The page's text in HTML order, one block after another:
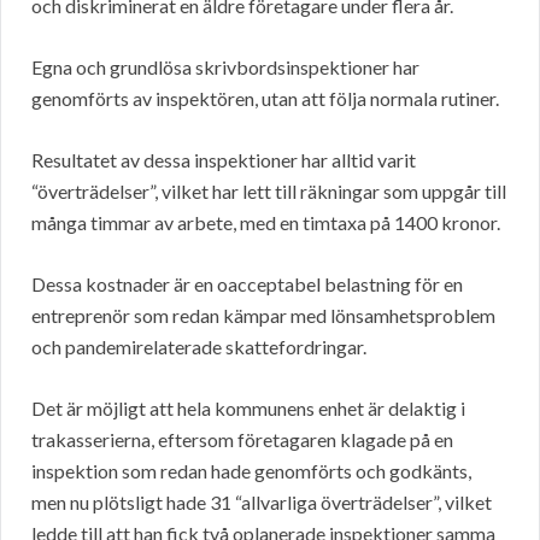
och diskriminerat en äldre företagare under flera år.
Egna och grundlösa skrivbordsinspektioner har
genomförts av inspektören, utan att följa normala rutiner.
Resultatet av dessa inspektioner har alltid varit
“överträdelser”, vilket har lett till räkningar som uppgår till
många timmar av arbete, med en timtaxa på 1400 kronor.
Dessa kostnader är en oacceptabel belastning för en
entreprenör som redan kämpar med lönsamhetsproblem
och pandemirelaterade skattefordringar.
Det är möjligt att hela kommunens enhet är delaktig i
trakasserierna, eftersom företagaren klagade på en
inspektion som redan hade genomförts och godkänts,
men nu plötsligt hade 31 “allvarliga överträdelser”, vilket
ledde till att han fick två oplanerade inspektioner samma